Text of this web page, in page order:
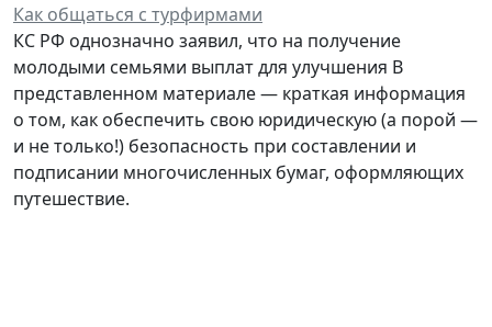
Как общаться с турфирмами
КС РФ однозначно заявил, что на получение
молодыми семьями выплат для улучшения В
представленном материале — краткая информация
о том, как обеспечить свою юридическую (а порой —
и не только!) безопасность при составлении и
подписании многочисленных бумаг, оформляющих
путешествие.